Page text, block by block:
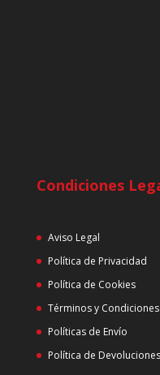
Condiciones
Aviso Legal
Política de Privacidad
Política de Cookies
Términos y Condiciones
Políticas de Envío
Política de Devoluciones